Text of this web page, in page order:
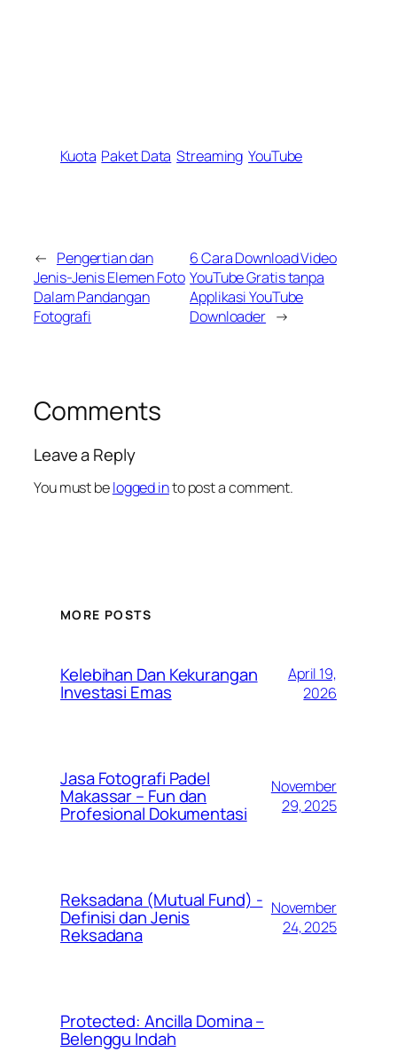
Kuota Paket Data Streaming YouTube
← Pengertian dan
Jenis-Jenis Elemen Foto
Dalam Pandangan
Fotografi
6 Cara Download Video
YouTube Gratis tanpa
Applikasi YouTube
Downloader →
Comments
Leave a Reply
You must belogged into post a comment.
MORE POSTS
Kelebihan Dan Kekurangan
Investasi Emas
April 19,
2026
Jasa Fotografi Padel
Makassar – Fun dan
Profesional Dokumentasi
November
29, 2025
Reksadana (Mutual Fund) -
Definisi dan Jenis
Reksadana
November
24, 2025
Protected: Ancilla Domina –
Belenggu Indah